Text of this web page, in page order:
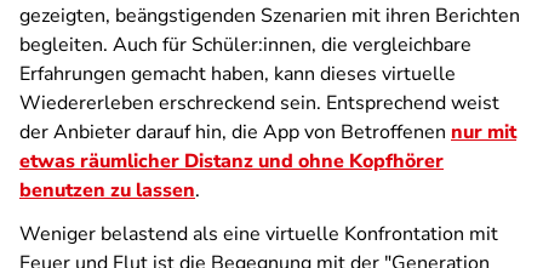
gezeigten, beängstigenden Szenarien mit ihren Berichten
begleiten. Auch für Schüler:innen, die vergleichbare
Erfahrungen gemacht haben, kann dieses virtuelle
Wiedererleben erschreckend sein. Entsprechend weist
der Anbieter darauf hin, die App von Betroffenen nur mit
etwas räumlicher Distanz und ohne Kopfhörer
benutzen zu lassen.
Weniger belastend als eine virtuelle Konfrontation mit